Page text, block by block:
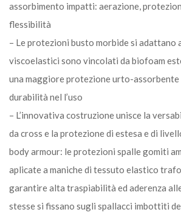
assorbimento impatti: aerazione,
flessibilità
– Le protezioni busto morbide si adattano
viscoelastici sono vincolati da biofoam
una maggiore protezione urto-
durabilità nel l’uso
– L’innovativa costruzione unisce la
da cross e la protezione di estesa e di
body armour: le protezioni spalle gomiti
aplicate a maniche di tessuto elastico
garantire alta traspiabilità ed aderenza
stesse si fissano sugli spallacci imbottiti